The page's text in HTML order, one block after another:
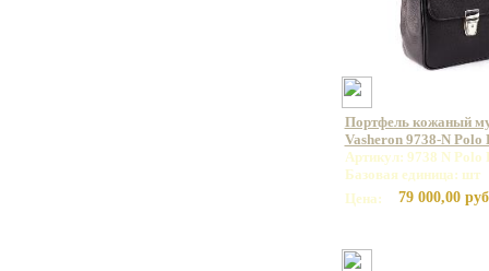
Портфель кожаный
Vasheron 9738-N
Артикул: 9738 N Polo
Базовая единица: шт
Цена:
79 000,00